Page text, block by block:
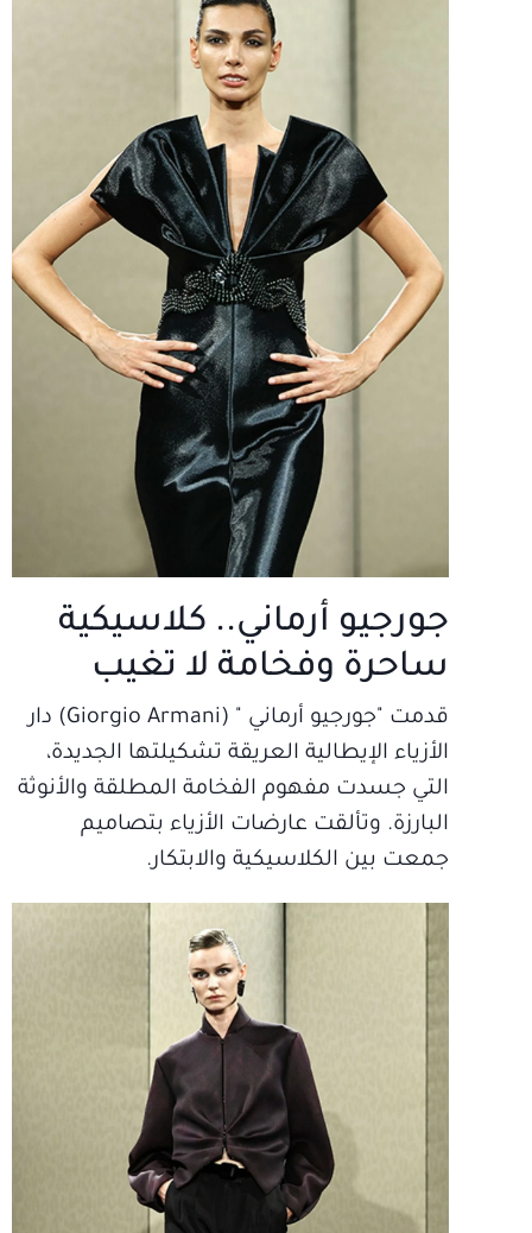
جورجيو أرماني.. كلاسيكية
ساحرة وفخامة لا تغيب
قدمت "جورجيو أرماني " (Giorgio Armani) دار
الأزياء الإيطالية العريقة تشكيلتها الجديدة،
التي جسدت مفهوم الفخامة المطلقة والأنوثة
البارزة. وتألقت عارضات الأزياء بتصاميم
جمعت بين الكلاسيكية والابتكار.